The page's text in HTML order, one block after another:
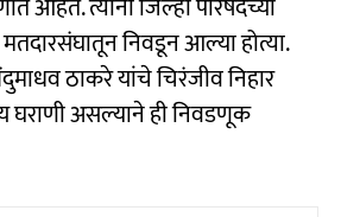
आहेत. त्यांनी जिल्हा परिषदेच्या
निवडून आल्या होत्या.
ठाकरे यांचे चिरंजीव निहार
घराणी असल्याने ही निवडणूक